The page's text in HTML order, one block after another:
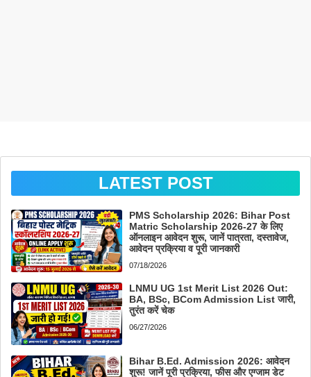
LATEST POST
PMS Scholarship 2026: Bihar Post
Matric Scholarship 2026-27 के लिए
ऑनलाइन आवेदन शुरू, जानें पात्रता, दस्तावेज,
आवेदन प्रक्रिया व पूरी जानकारी
07/18/2026
LNMU UG 1st Merit List 2026 Out:
BA, BSc, BCom Admission List जारी,
तुरंत करें चेक
06/27/2026
Bihar B.Ed. Admission 2026: आवेदन
शुरू! जानें पूरी प्रक्रिया, फीस और एग्जाम डेट